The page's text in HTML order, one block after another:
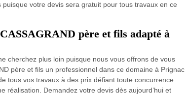
votre devis sera gratuit pour tous travaux en ce
père et fils adapté à
cherchez plus loin puisque nous vous offrons de vous
père et fils un professionnel dans ce domaine à Prignac
tous vos travaux à des prix défiant toute concurrence
réalisation. Demandez votre devis dès aujourd’hui et